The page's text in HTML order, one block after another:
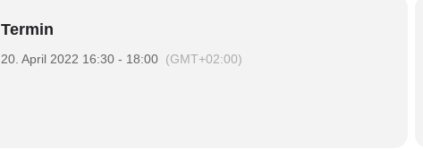
Termin
20. April 2022 16:30 - 18:00 (GMT+02:00)